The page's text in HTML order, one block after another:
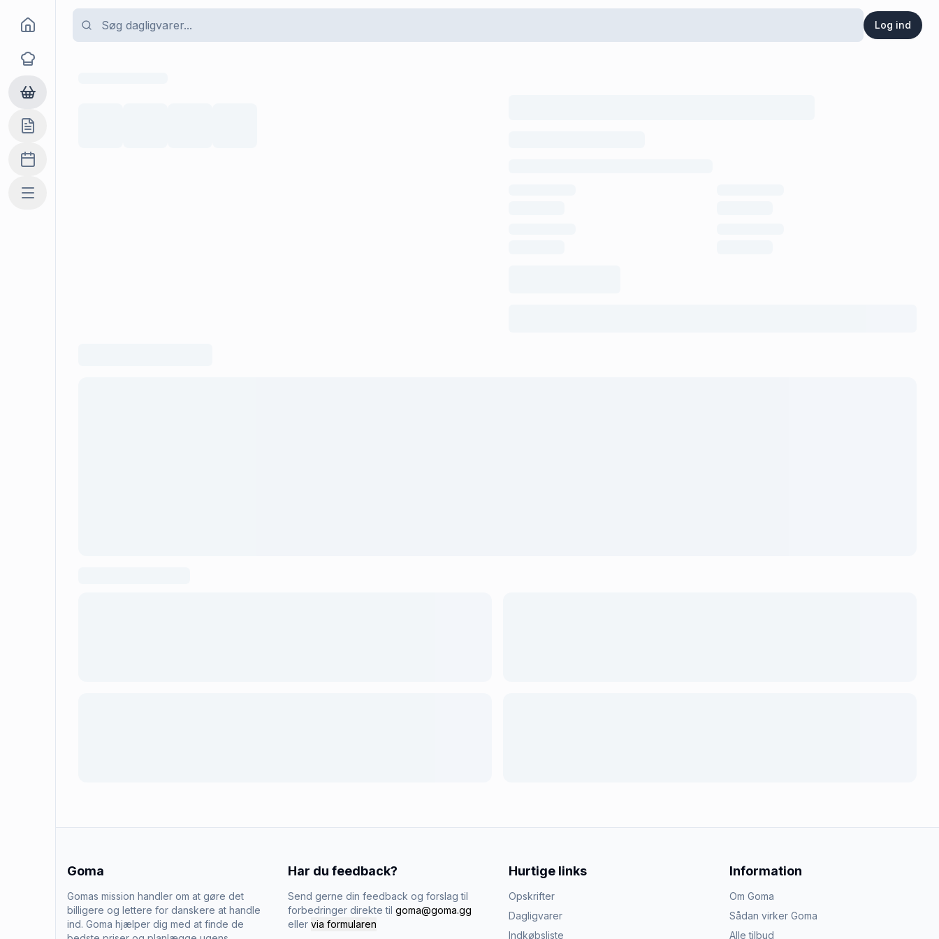
Log ind
Goma
Opskrifter
Dagligvarer
Indkøbslisten
Madplan
Mere
Goma
Gomas mission handler om at gøre det
billigere og lettere for danskere at handle
ind. Goma hjælper dig med at finde de
Har du feedback?
Send gerne din feedback og forslag til
forbedringer direkte til goma@goma.gg
eller via formularen
Hurtige links
Opskrifter
Dagligvarer
Indkøbsliste
Information
Om Goma
Sådan virker Goma
Alle tilbud